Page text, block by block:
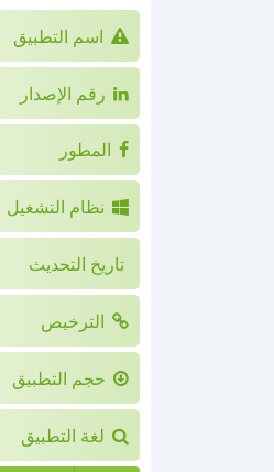
اسم التطبيق
رقم الإصدار
المطور
نظام التشغيل
تاريخ التحديث
الترخيص
حجم التطبيق
لغة التطبيق